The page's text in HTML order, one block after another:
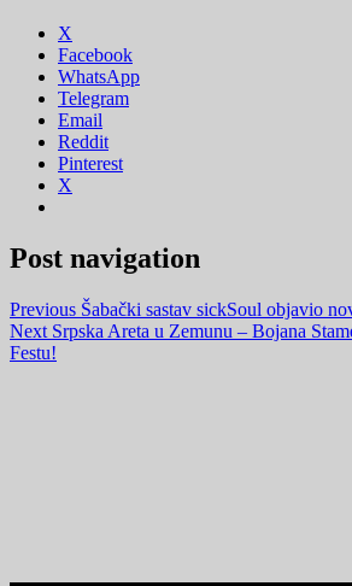
X
Facebook
WhatsApp
Telegram
Email
Reddit
Pinterest
X
Post navigation
Previous Šabački sastav sickSoul objavio
Next Srpska Areta u Zemunu – Bojana
Festu!